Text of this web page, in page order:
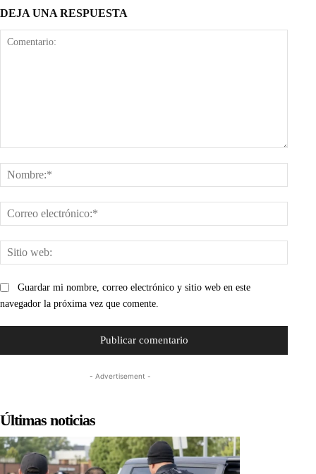
DEJA UNA RESPUESTA
web:
Guardar mi nombre, correo electrónico y sitio web en este
navegador la próxima vez que comente.
- Advertisement -
Últimas noticias